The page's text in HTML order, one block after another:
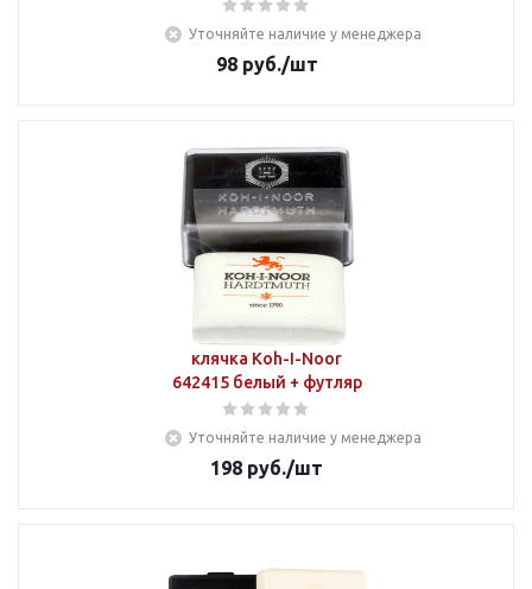
Уточняйте наличие у менеджера
98руб./шт
клячка Koh-I-Noor
642415 белый + футляр
Уточняйте наличие у менеджера
198 руб./шт